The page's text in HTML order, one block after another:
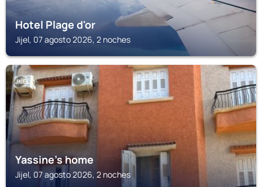
Hotel Plage d'or
Jijel, 07 agosto 2026, 2 noches
JIJEL
Yassine's home
Jijel, 07 agosto 2026, 2 noches